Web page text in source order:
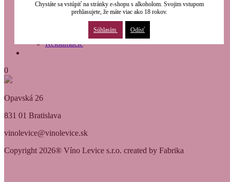
Modernizácia
Reklamácie
0
Opavská 26
831 01 Bratislava
vinolevice@vinolevice.sk
Copyright 2026® Víno Levice s.r.o. created by Fabrika
Chystáte sa vstúpiť na stránky e-shopu s alkoholom. Svojim vstupom
prehlasujete, že máte viac ako 18 rokov.
Súhlasím Odísť